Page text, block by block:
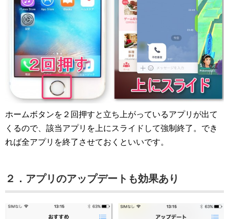
ホームボタンを２回押すと立ち上がっているアプリが出て
くるので、該当アプリを上にスライドして強制終了。でき
れば全アプリを終了させておくといいです。
２．アプリのアップデートも効果あり